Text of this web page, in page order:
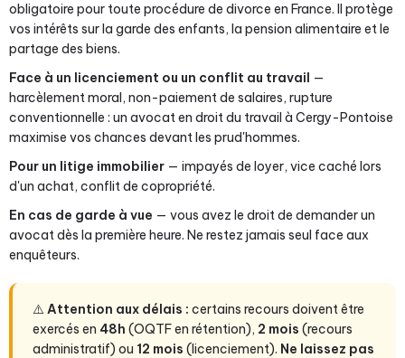
obligatoire pour toute procédure de divorce en France. Il protège
vos intérêts sur la garde des enfants, la pension alimentaire et le
partage des biens.
Face à un licenciement ou un conflit au travail —
harcèlement moral, non-paiement de salaires, rupture
conventionnelle : un avocat en droit du travail à Cergy-Pontoise
maximise vos chances devant les prud'hommes.
Pour un litige immobilier — impayés de loyer, vice caché lors
d'un achat, conflit de copropriété.
En cas de garde à vue — vous avez le droit de demander un
avocat dès la première heure. Ne restez jamais seul face aux
enquêteurs.
⚠️ Attention aux délais : certains recours doivent être
exercés en 48h (OQTF en rétention), 2 mois (recours
administratif) ou 12 mois (licenciement). Ne laissez pas